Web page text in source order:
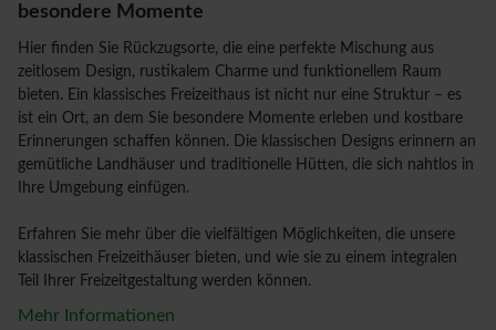
besondere Momente
Hier finden Sie Rückzugsorte, die eine perfekte Mischung aus
zeitlosem Design, rustikalem Charme und funktionellem Raum
bieten. Ein klassisches Freizeithaus ist nicht nur eine Struktur – es
ist ein Ort, an dem Sie besondere Momente erleben und kostbare
Erinnerungen schaffen können. Die klassischen Designs erinnern an
gemütliche Landhäuser und traditionelle Hütten, die sich nahtlos in
Ihre Umgebung einfügen.
Erfahren Sie mehr über die vielfältigen Möglichkeiten, die unsere
klassischen Freizeithäuser bieten, und wie sie zu einem integralen
Teil Ihrer Freizeitgestaltung werden können.
Mehr Informationen